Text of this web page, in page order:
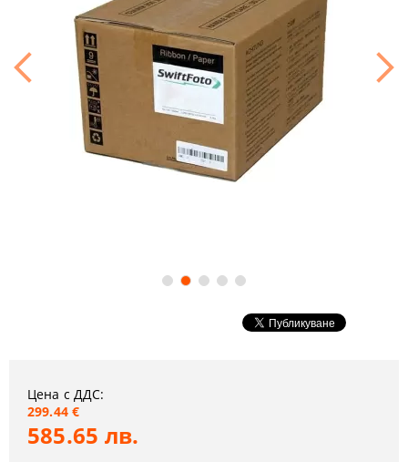
Цена с ДДС:
299.44 €
585.65 лв.